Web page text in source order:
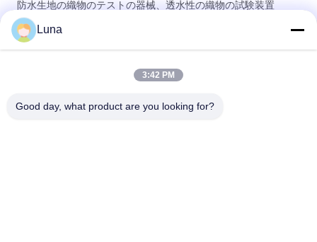
防水生地の織物のテストの器械、透水性の織物の試験装置
フル オートの生地の空気透磁率のテスター、変色無しおよび酸
化無し
自動無線織物ローリングマシン 縁制御システム付き 織物検査機
Luna
3:42 PM
Good day, what product are you looking for?